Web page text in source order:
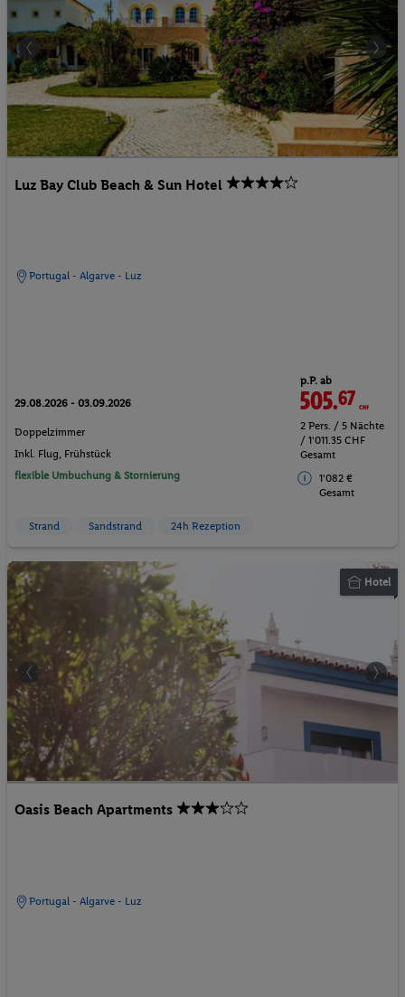
Luz Bay Club Beach & Sun Hotel
Portugal - Algarve - Luz
29.08.2026 - 03.09.2026
Doppelzimmer
Inkl. Flug, Frühstück
flexible Umbuchung & Stornierung
p.P. ab
505.67CHF
2 Pers. / 5 Nächte
/ 1'011.35 CHF
Gesamt
1'082 €
Gesamt
Strand Sandstrand 24h Rezeption
Hotel
Oasis Beach Apartments
Portugal - Algarve - Luz